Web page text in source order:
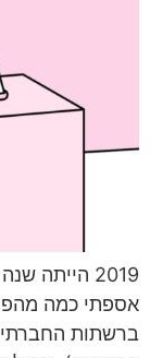
2019
אספתי כמה
ברשתות